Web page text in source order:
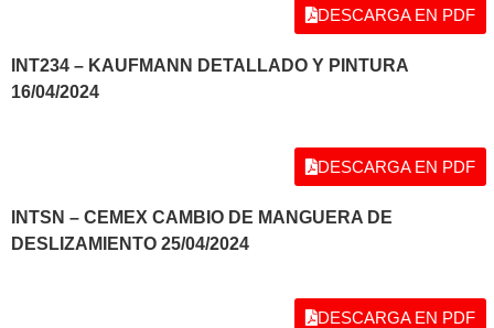
DESCARGA EN PDF
INT234 – KAUFMANN DETALLADO Y PINTURA
16/04/2024
DESCARGA EN PDF
INTSN – CEMEX CAMBIO DE MANGUERA DE
DESLIZAMIENTO 25/04/2024
DESCARGA EN PDF